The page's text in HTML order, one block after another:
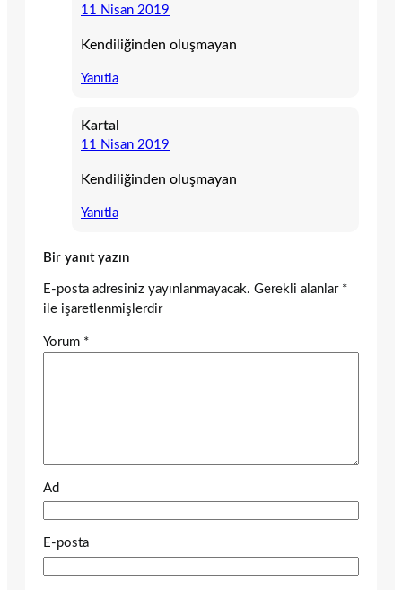
11 Nisan 2019
Kendiliğinden oluşmayan
Yanıtla
Kartal
11 Nisan 2019
Kendiliğinden oluşmayan
Yanıtla
Bir yanıt yazın
E-posta adresiniz yayınlanmayacak. Gerekli alanlar *
ile işaretlenmişlerdir
Yorum *
Ad
E-posta